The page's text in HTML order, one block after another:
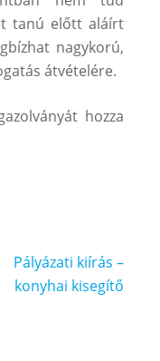
tanú előtt aláírt
nagykorú,
átvételére.
hozza
Pályázati kiírás –
konyhai kisegítő